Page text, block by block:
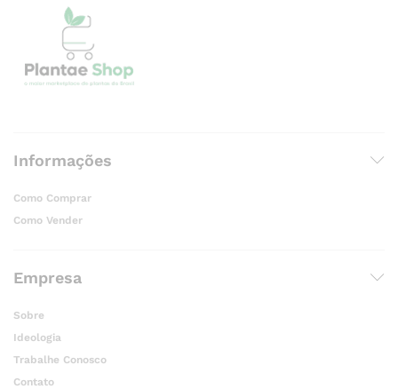
Informações
Como Comprar
Como Vender
Empresa
Sobre
Ideologia
Trabalhe Conosco
Contato